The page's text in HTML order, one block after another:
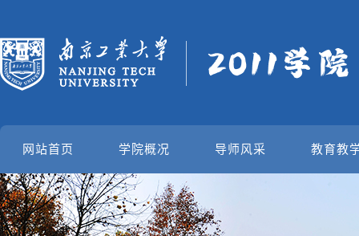
网站首页 学院概况 导师风采 教育教